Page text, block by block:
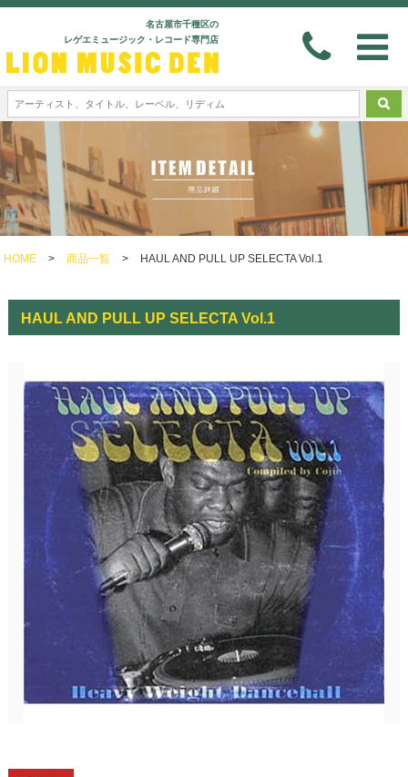
名古屋市千種区の
レゲエミュージック・レコード専門店
HOME > 商品一覧 > HAUL AND PULL UP SELECTA Vol.1
HAUL AND PULL UP SELECTA Vol.1